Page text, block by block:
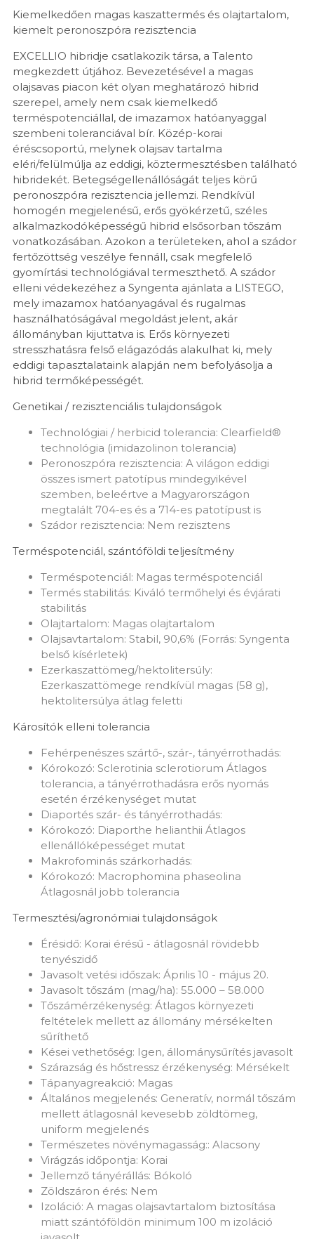
Kiemelkedően magas kaszattermés és olajtartalom,
kiemelt peronoszpóra rezisztencia
EXCELLIO hibridje csatlakozik társa, a Talento
megkezdett útjához. Bevezetésével a magas
olajsavas piacon két olyan meghatározó hibrid
szerepel, amely nem csak kiemelkedő
terméspotenciállal, de imazamox hatóanyaggal
szembeni toleranciával bír. Közép-korai
éréscsoportú, melynek olajsav tartalma
eléri/felülmúlja az eddigi, köztermesztésben található
hibridekét. Betegségellenállóságát teljes körű
peronoszpóra rezisztencia jellemzi. Rendkívül
homogén megjelenésű, erős gyökérzetű, széles
alkalmazkodóképességű hibrid elsősorban tőszám
vonatkozásában. Azokon a területeken, ahol a szádor
fertőzöttség veszélye fennáll, csak megfelelő
gyomírtási technológiával termeszthető. A szádor
elleni védekezéhez a Syngenta ajánlata a LISTEGO,
mely imazamox hatóanyagával és rugalmas
használhatóságával megoldást jelent, akár
állományban kijuttatva is. Erős környezeti
stresszhatásra felső elágazódás alakulhat ki, mely
eddigi tapasztalataink alapján nem befolyásolja a
hibrid termőképességét.
Genetikai / rezisztenciális tulajdonságok
Technológiai / herbicid tolerancia: Clearfield®
technológia (imidazolinon tolerancia)
Peronoszpóra rezisztencia: A világon eddigi
összes ismert patotípus mindegyikével
szemben, beleértve a Magyarországon
megtalált 704-es és a 714-es patotípust is
Szádor rezisztencia: Nem rezisztens
Terméspotenciál, szántóföldi teljesítmény
Terméspotenciál: Magas terméspotenciál
Termés stabilitás: Kiváló termőhelyi és évjárati
stabilitás
Olajtartalom: Magas olajtartalom
Olajsavtartalom: Stabil, 90,6% (Forrás: Syngenta
belső kísérletek)
Ezerkaszattömeg/hektolitersúly:
Ezerkaszattömege rendkívül magas (58 g),
hektolitersúlya átlag feletti
Károsítók elleni tolerancia
Fehérpenészes szártő-, szár-, tányérrothadás:
Kórokozó: Sclerotinia sclerotiorum Átlagos
tolerancia, a tányérrothadásra erős nyomás
esetén érzékenységet mutat
Diaportés szár- és tányérrothadás:
Kórokozó: Diaporthe helianthii Átlagos
ellenállóképességet mutat
Makrofominás szárkorhadás:
Kórokozó: Macrophomina phaseolina
Átlagosnál jobb tolerancia
Termesztési/agronómiai tulajdonságok
Érésidő: Korai érésű - átlagosnál rövidebb
tenyészidő
Javasolt vetési időszak: Április 10 - május 20.
Javasolt tőszám (mag/ha): 55.000 – 58.000
Tőszámérzékenység: Átlagos környezeti
feltételek mellett az állomány mérsékelten
sűríthető
Kései vethetőség: Igen, állománysűrítés javasolt
Szárazság és hőstressz érzékenység: Mérsékelt
Tápanyagreakció: Magas
Általános megjelenés: Generatív, normál tőszám
mellett átlagosnál kevesebb zöldtömeg,
uniform megjelenés
Természetes növénymagasság:: Alacsony
Virágzás időpontja: Korai
Jellemző tányérállás: Bókoló
Zöldszáron érés: Nem
Izoláció: A magas olajsavtartalom biztosítása
miatt szántóföldön minimum 100 m izoláció